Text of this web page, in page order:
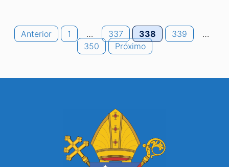
Anterior Page
1 … Page
337 Page
338 Page
339
…
Page
350 Próximo